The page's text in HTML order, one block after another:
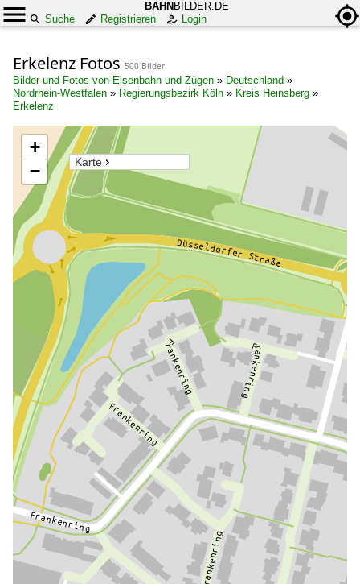
BAHN BILDER.DE
Suche
Registrieren Login
Erkelenz Fotos 500 Bilder
Bilder und Fotos von Eisenbahn und Zügen » Deutschland »
Nordrhein-Westfalen » Regierungsbezirk Köln » Kreis Heinsberg »
Erkelenz
Karte
+
−